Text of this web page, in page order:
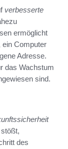
verbesserte
ermöglicht
ein Computer
Adresse.
das Wachstum
sind.
des